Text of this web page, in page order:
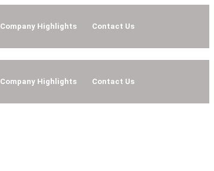
Company Highlights Contact Us
Company Highlights Contact Us